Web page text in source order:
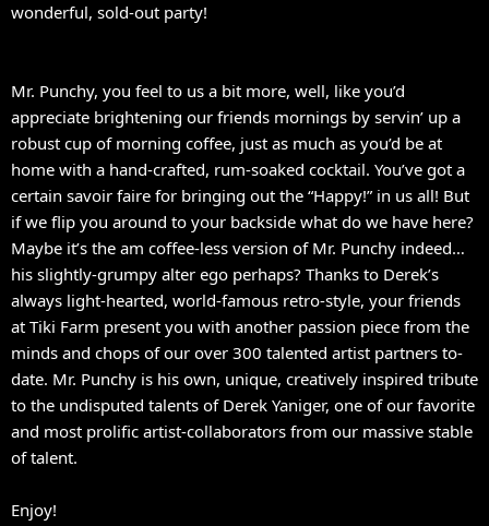
wonderful, sold-out party!
Mr. Punchy, you feel to us a bit more, well, like you’d
appreciate brightening our friends mornings by servin’ up a
robust cup of morning coffee, just as much as you’d be at
home with a hand-crafted, rum-soaked cocktail. You’ve got a
certain savoir faire for bringing out the “Happy!” in us all! But
if we flip you around to your backside what do we have here?
Maybe it’s the am coffee-less version of Mr. Punchy indeed…
his slightly-grumpy alter ego perhaps? Thanks to Derek’s
always light-hearted, world-famous retro-style, your friends
at Tiki Farm present you with another passion piece from the
minds and chops of our over 300 talented artist partners to-
date. Mr. Punchy is his own, unique, creatively inspired tribute
to the undisputed talents of Derek Yaniger, one of our favorite
and most prolific artist-collaborators from our massive stable
of talent.
Enjoy!